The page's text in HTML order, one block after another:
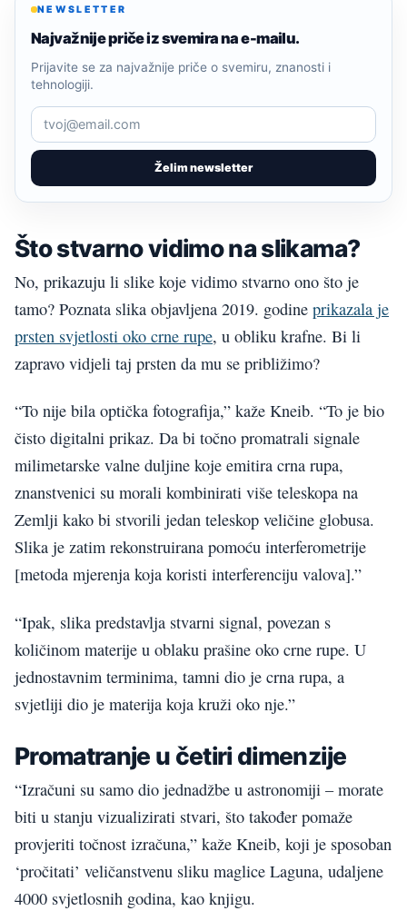
NEWSLETTER
Najvažnije priče iz svemira na e-mailu.
Želim newsletter
Prijavite se za najvažnije priče o svemiru, znanosti i
tehnologiji.
Što stvarno vidimo na slikama?
No, prikazuju li slike koje vidimo stvarno ono što je
tamo? Poznata slika objavljena 2019. godine prikazala je
prsten svjetlosti oko crne rupe, u obliku krafne. Bi li
zapravo vidjeli taj prsten da mu se približimo?
“To nije bila optička fotografija,” kaže Kneib. “To je bio
čisto digitalni prikaz. Da bi točno promatrali signale
milimetarske valne duljine koje emitira crna rupa,
znanstvenici su morali kombinirati više teleskopa na
Zemlji kako bi stvorili jedan teleskop veličine globusa.
Slika je zatim rekonstruirana pomoću interferometrije
[metoda mjerenja koja koristi interferenciju valova].”
“Ipak, slika predstavlja stvarni signal, povezan s
količinom materije u oblaku prašine oko crne rupe. U
jednostavnim terminima, tamni dio je crna rupa, a
svjetliji dio je materija koja kruži oko nje.”
Promatranje u četiri dimenzije
“Izračuni su samo dio jednadžbe u astronomiji – morate
biti u stanju vizualizirati stvari, što također pomaže
provjeriti točnost izračuna,” kaže Kneib, koji je sposoban
‘pročitati’ veličanstvenu sliku maglice Laguna, udaljene
4000 svjetlosnih godina, kao knjigu.